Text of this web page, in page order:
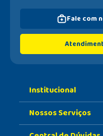
Fale com
Institucional
Sobre A Nossa Drogaria
Nossos Serviços